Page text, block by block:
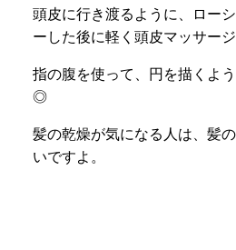
頭皮に行き渡るように、ロー
ーした後に軽く頭皮マッサージ
指の腹を使って、円を描くよ
◎
髪の乾燥が気になる人は、髪
いですよ。